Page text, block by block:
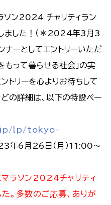
ソン2024 チャリティラン
ました！（＊2024年3月3
ナーとしてエントリーいただ
もって暮らせる社会」の実
トリーを心よりお待ちして
の詳細は、以下の特設ペー
lp/tokyo-
年6月26日（月）11:00～
ラソン2024チャリティ
。多数のご応募、ありが